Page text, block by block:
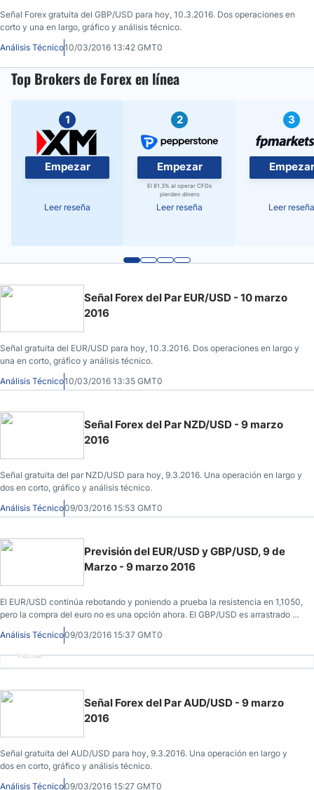
Señal Forex gratuita del GBP/USD para hoy, 10.3.2016. Dos operaciones en
corto y una en largo, gráfico y análisis técnico.
Análisis Técnico10/03/2016 13:42 GMT0
Top Brokers de Forex en línea
1
Empezar
Leer reseña
2
Empezar
El 81.3% al operar CFDs
pierden dinero
Leer reseña
3
Empezar
Leer reseña
Señal Forex del Par EUR/USD - 10 marzo
2016
Señal gratuita del EUR/USD para hoy, 10.3.2016. Dos operaciones en largo y
una en corto, gráfico y análisis técnico.
Análisis Técnico10/03/2016 13:35 GMT0
Señal Forex del Par NZD/USD - 9 marzo
2016
Señal gratuita del par NZD/USD para hoy, 9.3.2016. Una operación en largo y
dos en corto, gráfico y análisis técnico.
Análisis Técnico09/03/2016 15:53 GMT0
Previsión del EUR/USD y GBP/USD, 9 de
Marzo - 9 marzo 2016
El EUR/USD continúa rebotando y poniendo a prueba la resistencia en 1,1050,
pero la compra del euro no es una opción ahora. El GBP/USD es arrastrado a
Análisis Técnico09/03/2016 15:37 GMT0
Publicidad
Señal Forex del Par AUD/USD - 9 marzo
2016
Señal gratuita del AUD/USD para hoy, 9.3.2016. Una operación en largo y
dos en corto, gráfico y análisis técnico.
Análisis Técnico09/03/2016 15:27 GMT0